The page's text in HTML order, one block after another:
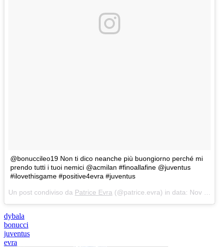
@bonuccileo19 Non ti dico neanche più buongiorno perché mi
prendo tutti i tuoi nemici @acmilan #finoallafine @juventus
#ilovethisgame #positive4evra #juventus
Un post condiviso da Patrice Evra (@patrice.evra) in data: Nov 27, 2018 at 1:32 PST
dybala
bonucci
juventus
evra